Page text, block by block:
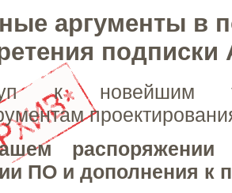
аргументы в
подписки
к новейшим
распоряжении
ПО и дополнения к